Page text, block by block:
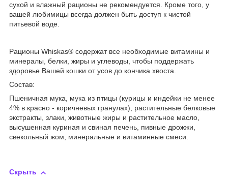
сухой и влажный рационы не рекомендуется. Кроме того, у
вашей любимицы всегда должен быть доступ к чистой
питьевой воде.
Рационы Whiskas® содержат все необходимые витамины и
минералы, белки, жиры и углеводы, чтобы поддержать
здоровье Вашей кошки от усов до кончика хвоста.
Состав:
Пшеничная мука, мука из птицы (курицы и индейки не менее
4% в красно - коричневых гранулах), растительные белковые
экстракты, злаки, животные жиры и растительное масло,
высушенная куриная и свиная печень, пивные дрожжи,
свекольный жом, минеральные и витаминные смеси.
Скрыть